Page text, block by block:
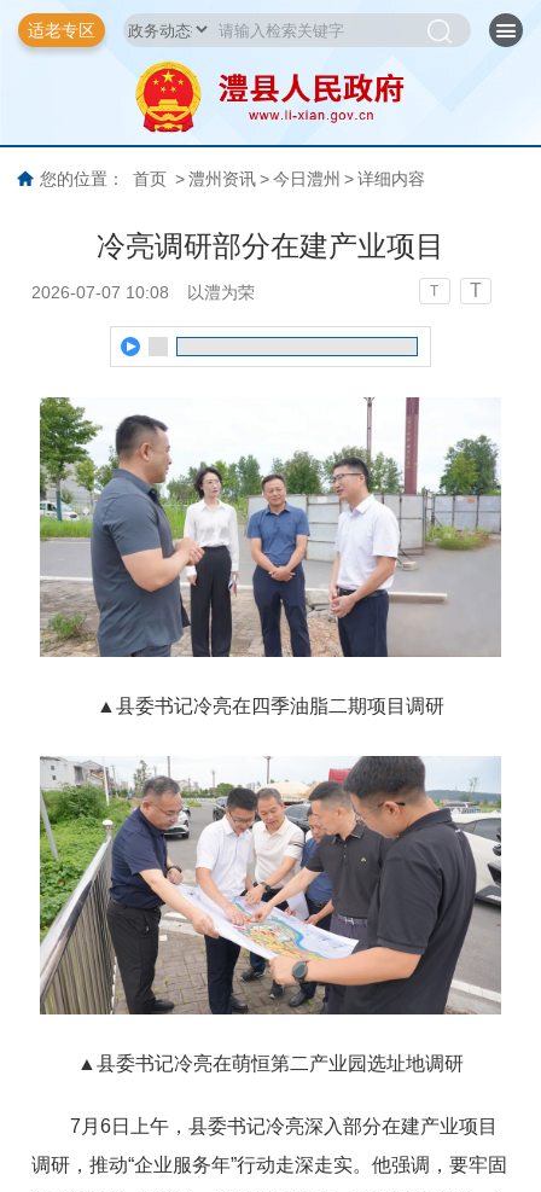
适老专区
您的位置： 首页 > 澧州资讯 > 今日澧州 > 详细内容
冷亮调研部分在建产业项目
2026-07-07 10:08 以澧为荣 T T
▲ 县委书记冷亮在四季油脂二期项目调研
▲ 县委书记冷亮在萌恒第二产业园选址地调研
7月6日上午，县委书记冷亮深入部分在建产业项目
调研，推动“企业服务年”行动走深走实。他强调，要牢固